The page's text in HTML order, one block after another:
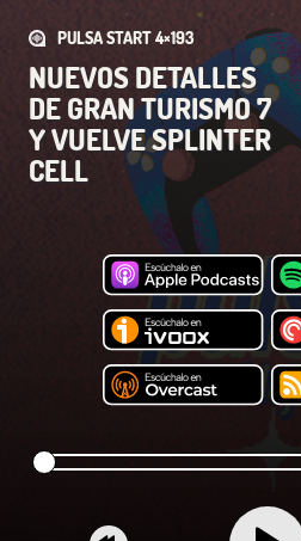
PULSA START 4×193
NUEVOS DETALLES
DE GRAN TURISMO 7
Y VUELVE SPLINTER
CELL